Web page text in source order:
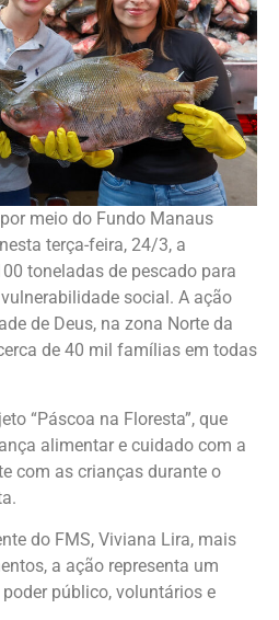
meio do Fundo Manaus
terça-feira, 24/3, a
toneladas de pescado para
social. A ação
de Deus, na zona Norte da
de 40 mil famílias em todas
“Páscoa na Floresta”, que
alimentar e cuidado com a
com as crianças durante o
do FMS, Viviana Lira, mais
a ação representa um
público, voluntários e